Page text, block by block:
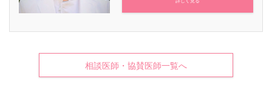
相談医師・協賛医師一覧へ